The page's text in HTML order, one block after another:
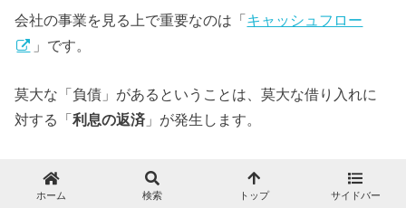
会社の事業を見る上で重要なのは「キャッシュフロー
」です。
莫大な「負債」があるということは、莫大な借り入れに
対する「利息の返済 」が発生します。
ホーム 検索 トップ サイドバー